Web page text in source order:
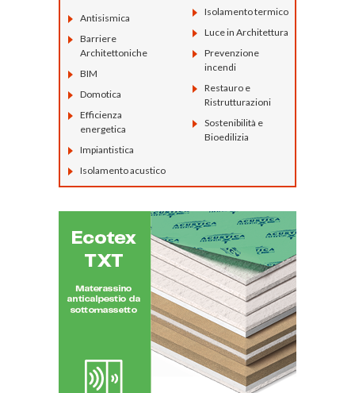
Antisismica
Barriere
Architettoniche
BIM
Domotica
Efficienza
energetica
Impiantistica
Isolamento acustico
Isolamento termico
Luce in Architettura
Prevenzione
incendi
Restauro e
Ristrutturazioni
Sostenibilità e
Bioedilizia